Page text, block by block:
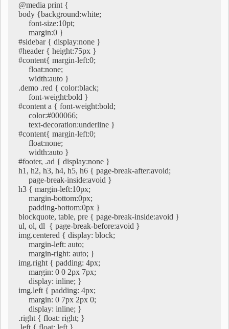
@media print {
body {background:white;
     font-size:10pt;
     margin:0 }
#sidebar { display:none }
#header { height:75px }
#content{ margin-left:0;
     float:none;
     width:auto }
.demo .red { color:black;
     font-weight:bold }
#content a { font-weight:bold;
     color:#000066;
     text-decoration:underline }
#content{ margin-left:0;
     float:none;
     width:auto }
#footer, .ad { display:none }
h1, h2, h3, h4, h5, h6 { page-break-after:avoid;
     page-break-inside:avoid }
h3 { margin-left:10px;
     margin-bottom:0px;
     padding-bottom:0px }
blockquote, table, pre { page-break-inside:avoid }
ul, ol, dl  { page-break-before:avoid }
img.centered { display: block;
     margin-left: auto;
     margin-right: auto; }
img.right { padding: 4px;
     margin: 0 0 2px 7px;
     display: inline; }
img.left { padding: 4px;
     margin: 0 7px 2px 0;
     display: inline; }
.right { float: right; }
.left { float: left }